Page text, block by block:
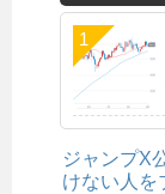
ジャンプX
けない人を